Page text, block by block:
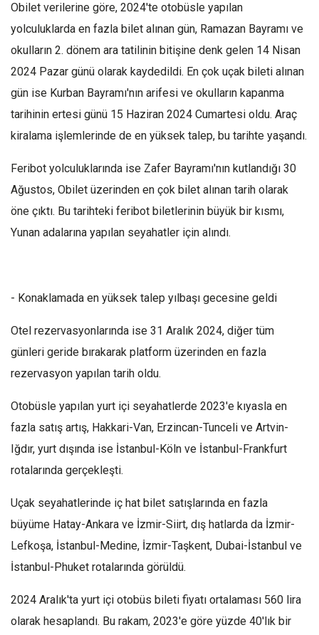
Obilet verilerine göre, 2024'te otobüsle yapılan
yolculuklarda en fazla bilet alınan gün, Ramazan Bayramı ve
okulların 2. dönem ara tatilinin bitişine denk gelen 14 Nisan
2024 Pazar günü olarak kaydedildi. En çok uçak bileti alınan
gün ise Kurban Bayramı'nın arifesi ve okulların kapanma
tarihinin ertesi günü 15 Haziran 2024 Cumartesi oldu. Araç
kiralama işlemlerinde de en yüksek talep, bu tarihte yaşandı.
Feribot yolculuklarında ise Zafer Bayramı'nın kutlandığı 30
Ağustos, Obilet üzerinden en çok bilet alınan tarih olarak
öne çıktı. Bu tarihteki feribot biletlerinin büyük bir kısmı,
Yunan adalarına yapılan seyahatler için alındı.
- Konaklamada en yüksek talep yılbaşı gecesine geldi
Otel rezervasyonlarında ise 31 Aralık 2024, diğer tüm
günleri geride bırakarak platform üzerinden en fazla
rezervasyon yapılan tarih oldu.
Otobüsle yapılan yurt içi seyahatlerde 2023'e kıyasla en
fazla satış artış, Hakkari-Van, Erzincan-Tunceli ve Artvin-
Iğdır, yurt dışında ise İstanbul-Köln ve İstanbul-Frankfurt
rotalarında gerçekleşti.
Uçak seyahatlerinde iç hat bilet satışlarında en fazla
büyüme Hatay-Ankara ve İzmir-Siirt, dış hatlarda da İzmir-
Lefkoşa, İstanbul-Medine, İzmir-Taşkent, Dubai-İstanbul ve
İstanbul-Phuket rotalarında görüldü.
2024 Aralık'ta yurt içi otobüs bileti fiyatı ortalaması 560 lira
olarak hesaplandı. Bu rakam, 2023'e göre yüzde 40'lık bir